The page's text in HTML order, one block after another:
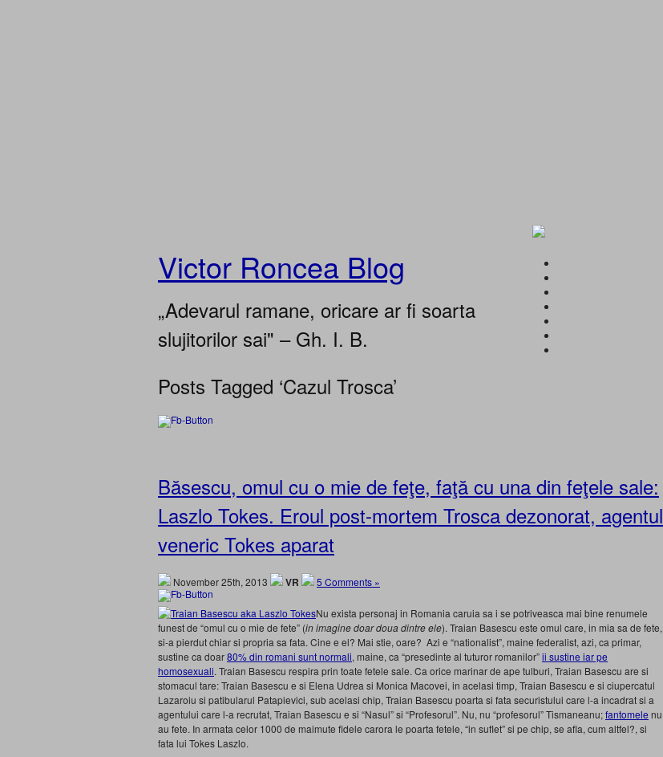
Victor Roncea Blog
„Adevarul ramane, oricare ar fi soarta
slujitorilor sai" – Gh. I. B.
Posts Tagged ‘Cazul Trosca’
Băsescu, omul cu o mie de feţe, faţă cu una din feţele sale:
Laszlo Tokes. Eroul post-mortem Trosca dezonorat, agentul
veneric Tokes aparat
November 25th, 2013 VR 5 Comments »
Nu exista personaj in Romania caruia sa i se potriveasca mai bine renumele
funest de “omul cu o mie de fete” (in imagine doar doua dintre ele). Traian Basescu este omul care, in mia sa de fete,
si-a pierdut chiar si propria sa fata. Cine e el? Mai stie, oare? Azi e “nationalist”, maine federalist, azi, ca primar,
sustine ca doar80% din romani sunt normali, maine, ca “presedinte al tuturor romanilor”ii sustine iar pe
homosexuali. Traian Basescu respira prin toate fetele sale. Ca orice marinar de ape tulburi, Traian Basescu are si
stomacul tare: Traian Basescu e si Elena Udrea si Monica Macovei, in acelasi timp, Traian Basescu e si ciupercatul
Lazaroiu si patibularul Patapievici, sub acelasi chip, Traian Basescu poarta si fata securistului care l-a incadrat si a
agentului care l-a recrutat, Traian Basescu e si “Nasul” si “Profesorul”. Nu, nu “profesorul” Tismaneanu;fantomele nu
au fete. In armata celor 1000 de maimute fidele carora le poarta fetele, “in suflet” si pe chip, se afla, cum altfel?, si
fata lui Tokes Laszlo.